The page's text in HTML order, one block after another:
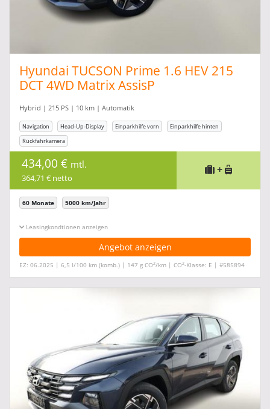
Hyundai TUCSON Prime 1.6 HEV 215
DCT 4WD Matrix AssisP
Hybrid | 215 PS | 10 km | Automatik
Navigation Head-Up-Display Einparkhilfe vorn
Einparkhilfe hinten
Rückfahrkamera
434,00 € mtl.
364,71 € netto
+
60 Monate 5000 km/Jahr
Leasingkonditionen ein-/ausblenden
Angebot anzeigen
EZ: 06.2025 | 6,5 l/100 km (komb.) | 147 g CO2/km | CO2-Klasse: E | #585894